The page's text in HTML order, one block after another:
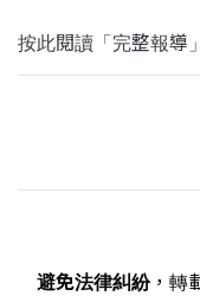
按此閱讀「完整報導」
避免法律糾紛，轉